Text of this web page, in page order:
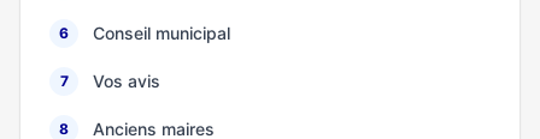
6 Conseil municipal
7 Vos avis
8 Anciens maires